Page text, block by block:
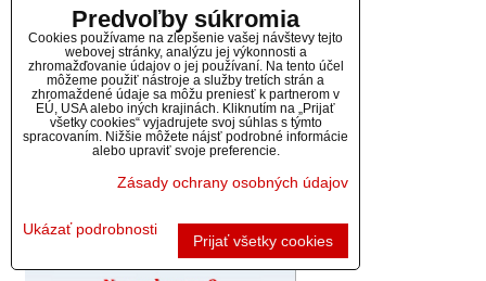
Predvoľby súkromia
Cookies používame na zlepšenie vašej návštevy tejto
webovej stránky, analýzu jej výkonnosti a
zhromažďovanie údajov o jej používaní. Na tento účel
môžeme použiť nástroje a služby tretích strán a
zhromaždené údaje sa môžu preniesť k partnerom v
EÚ, USA alebo iných krajinách. Kliknutím na „Prijať
všetky cookies“ vyjadrujete svoj súhlas s týmto
spracovaním. Nižšie môžete nájsť podrobné informácie
alebo upraviť svoje preferencie.
Zásady ochrany osobných údajov
Ukázať podrobnosti
Prijať všetky cookies